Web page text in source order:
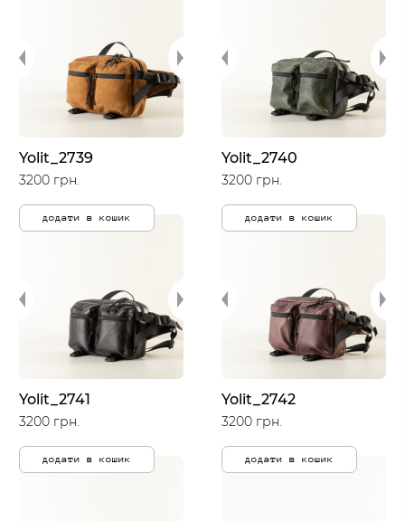
Yolit_2739
3200 грн.
додати в кошик
Yolit_2740
3200 грн.
додати в кошик
Yolit_2741
3200 грн.
додати в кошик
Yolit_2742
3200 грн.
додати в кошик